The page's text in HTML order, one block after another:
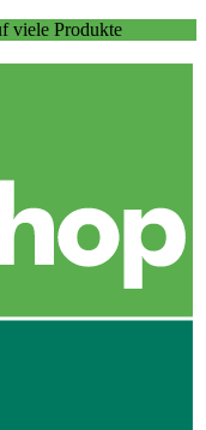
viele Produkte